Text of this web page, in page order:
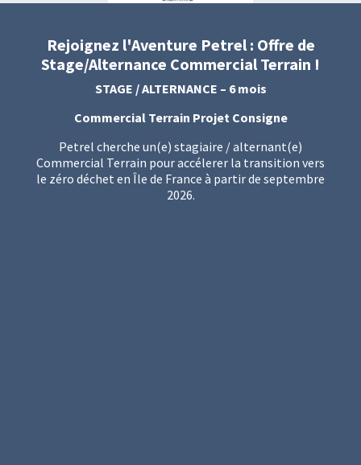
Rejoignez l'Aventure Petrel : Offre de
Stage/Alternance Commercial Terrain !
STAGE / ALTERNANCE – 6 mois
Commercial Terrain Projet Consigne
Petrel cherche un(e) stagiaire / alternant(e)
Commercial Terrain pour accélerer la transition vers
le zéro déchet en Île de France à partir de septembre
2026.